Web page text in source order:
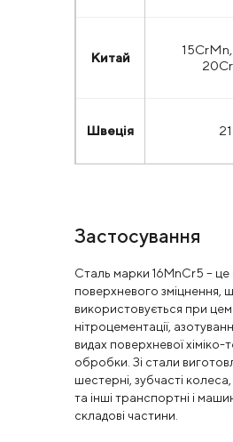
Китай
Швеція
Застосування
Сталь марки 16MnCr5 – це
поверхневого зміцнення,
використовується при
нітроцементації,
видах поверхневої хіміко-
обробки. Зі стали
шестерні, зубчасті
та інші транспортні і
складові частини.